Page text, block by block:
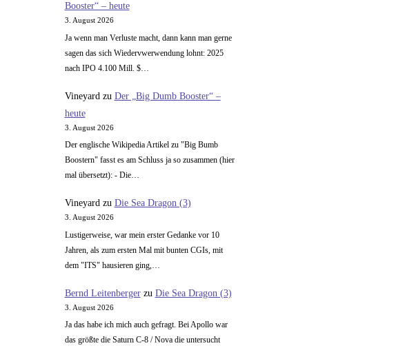
Booster“ – heute
3. August 2026
Ja wenn man Verluste macht, dann kann man gerne
sagen das sich Wiedervwerwendung lohnt: 2025
nach IPO 4.100 Mill. $…
Vineyard zu Der „Big Dumb Booster“ –
heute
3. August 2026
Der englische Wikipedia Artikel zu "Big Bumb
Boostern" fasst es am Schluss ja so zusammen (hier
mal übersetzt): - Die…
Vineyardzu Die Sea Dragon (3)
3. August 2026
Lustigerweise, war mein erster Gedanke vor 10
Jahren, als zum ersten Mal mit bunten CGIs, mit
dem "ITS" hausieren ging,…
Bernd Leitenbergerzu Die Sea Dragon (3)
3. August 2026
Ja das habe ich mich auch gefragt. Bei Apollo war
das größte die Saturn C-8 / Nova die untersucht